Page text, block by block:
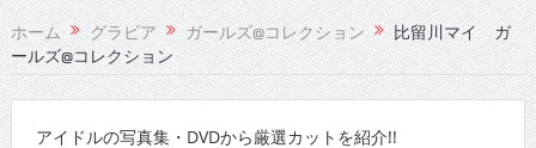
CINEMA×STYLE 292号
CINEMA×STYLE 291号
ホーム グラビア ガールズ@コレクション
比留川マイ ガ
ールズ@コレクション
アイドルの写真集・DVDから厳選カットを紹介!!